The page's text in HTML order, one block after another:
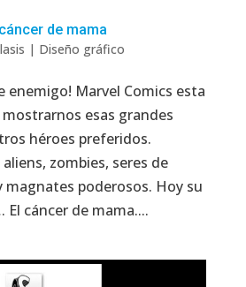
de mama
| Diseño gráfico
enemigo! Marvel Comics esta
esas grandes
héroes preferidos.
zombies, seres de
poderosos. Hoy su
cáncer de mama....